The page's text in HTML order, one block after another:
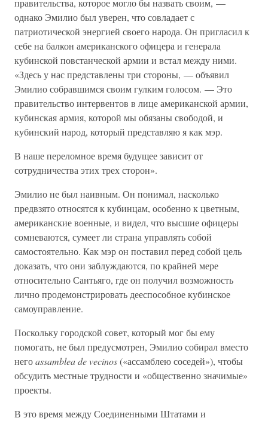
правительства, которое могло бы назвать своим, —
однако Эмилио был уверен, что совладает с
патриотической энергией своего народа. Он пригласил к
себе на балкон американского офицера и генерала
кубинской повстанческой армии и встал между ними.
«Здесь у нас представлены три стороны, — объявил
Эмилио собравшимся своим гулким голосом. — Это
правительство интервентов в лице американской армии,
кубинская армия, которой мы обязаны свободой, и
кубинский народ, который представляю я как мэр.
В наше переломное время будущее зависит от
сотрудничества этих трех сторон».
Эмилио не был наивным. Он понимал, насколько
предвзято относятся к кубинцам, особенно к цветным,
американские военные, и видел, что высшие офицеры
сомневаются, сумеет ли страна управлять собой
самостоятельно. Как мэр он поставил перед собой цель
доказать, что они заблуждаются, по крайней мере
относительно Сантьяго, где он получил возможность
лично продемонстрировать дееспособное кубинское
самоуправление.
Поскольку городской совет, который мог бы ему
помогать, не был предусмотрен, Эмилио собирал вместо
негоassamblea de vecinos(«ассамблею соседей»), чтобы
обсудить местные трудности и «общественно значимые»
проекты.
В это время между Соединенными Штатами и